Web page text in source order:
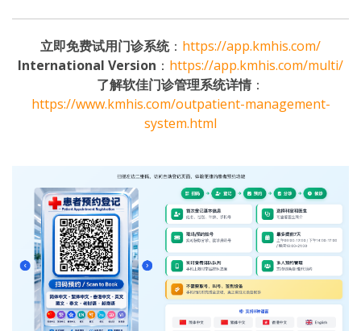
立即免费试用门诊系统： https://app.kmhis.com/
International Version ： https://app.kmhis.com/multi/
了解软佳门诊管理系统详情：
https://www.kmhis.com/outpatient-management-
system.html